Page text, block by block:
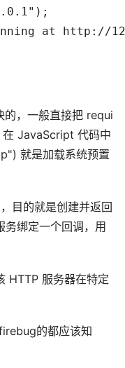
at http://
，一般直接把 requi
在 JavaScript 代码中
就是加载系统预置
目的就是创建并返回
绑定一个回调，用
HTTP 服务器在特定
的都应该知